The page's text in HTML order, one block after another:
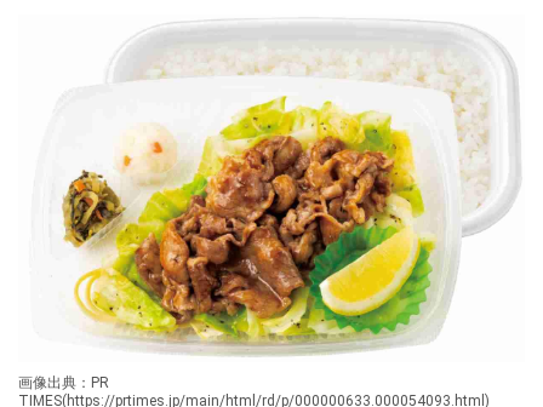
画像出典：PR
TIMES(https://prtimes.jp/main/html/rd/p/000000633.000054093.html)